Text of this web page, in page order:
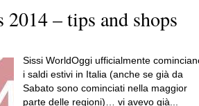
2014 – tips and shops
Sissi WorldOggi ufficialmente
i saldi estivi in Italia (anche se già da
Sabato sono cominciati nella maggior
parte delle regioni)… vi avevo già...